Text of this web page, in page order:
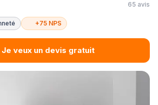
65 avis
+75 NPS
Je veux un devis gratuit